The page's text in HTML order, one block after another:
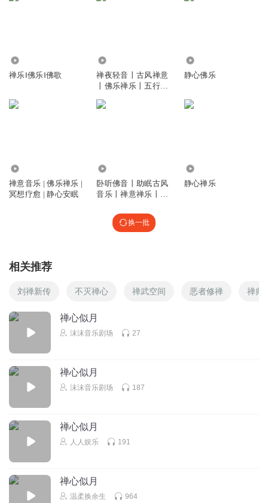
禅乐‖佛乐‖佛歌
禅夜轻音丨古风禅意
丨佛乐禅乐丨五行养
静心佛乐
禅意音乐 | 佛乐禅乐 |
冥想疗愈 | 静心安眠
卧听佛音丨助眠古风
音乐丨禅意禅乐丨静
静心禅乐
换一批
相关推荐
刘禅新传 不灭禅心 禅武空间 恶者修禅 禅师
禅心似月
沫沫音乐剧场 27
禅心似月
沫沫音乐剧场 187
禅心似月
人人娱乐 191
禅心似月
温柔换余生 964